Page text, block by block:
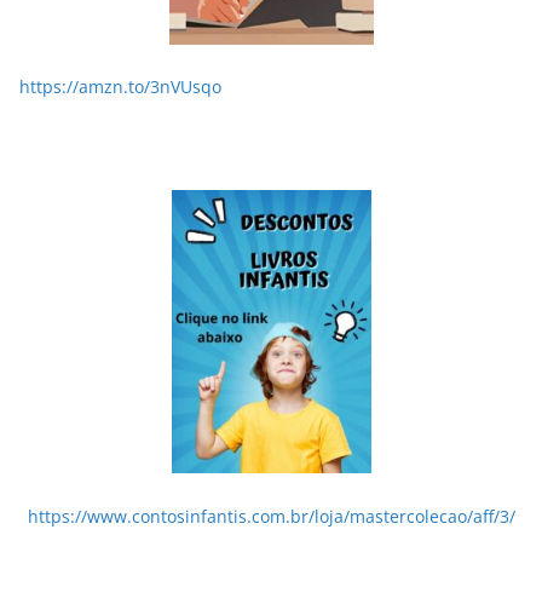
https://amzn.to/3nVUsqo
https://www.contosinfantis.com.br/loja/mastercolecao/aff/3/